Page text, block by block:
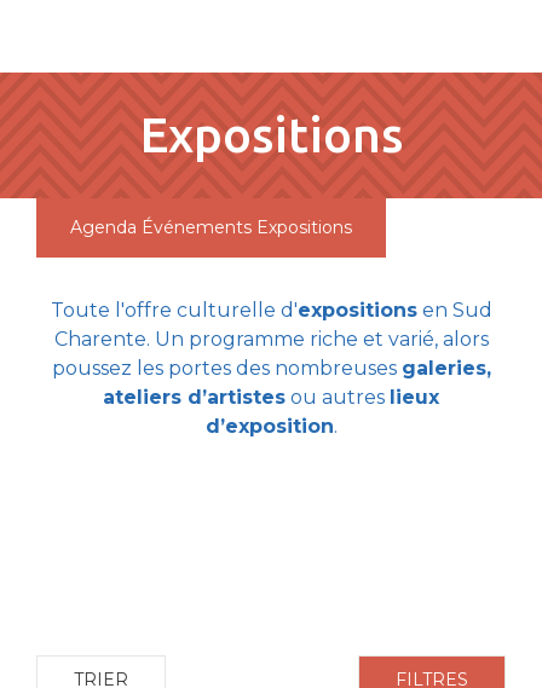
Expositions
Agenda Événements Expositions
Toute l'offre culturelle d'expositionsen Sud
Charente. Un programme riche et varié, alors
poussez les portes des nombreuses galeries,
ateliers d’artistes ou autres lieux
d’exposition.
TRIER FILTRES